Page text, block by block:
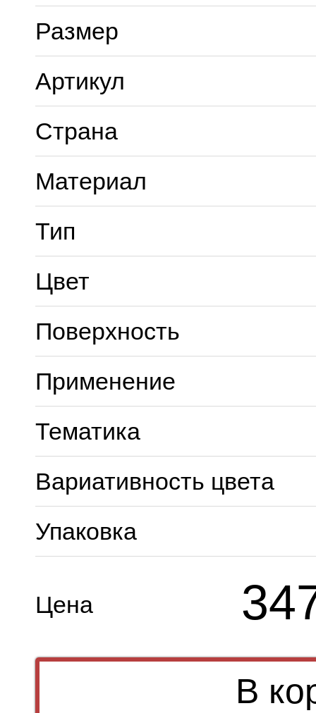
Размер
Артикул
Страна
Материал
Тип
Цвет
Поверхность
Применение
Тематика
Вариативность цвета
Упаковка
Цена